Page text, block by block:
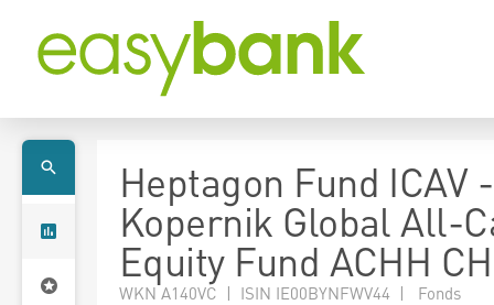
Heptagon Fund ICAV -
Kopernik Global All-
Equity Fund ACHH
WKN A140VC | ISIN IE00BYNFWV44 | Fonds